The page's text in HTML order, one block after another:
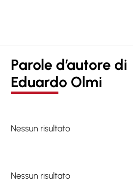
Parole d’autore di
Eduardo Olmi
Nessun risultato
Nessun risultato